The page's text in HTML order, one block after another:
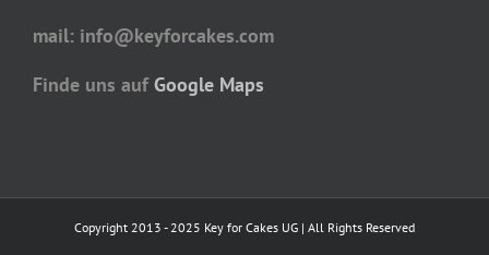
mail: info@keyforcakes.com
Finde uns auf Google Maps
Copyright 2013 - 2025 Key for Cakes UG | All Rights Reserved